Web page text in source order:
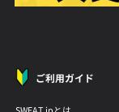
ご利用ガイド
SWEAT.jpとは